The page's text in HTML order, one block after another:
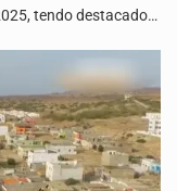
tendo destacado…